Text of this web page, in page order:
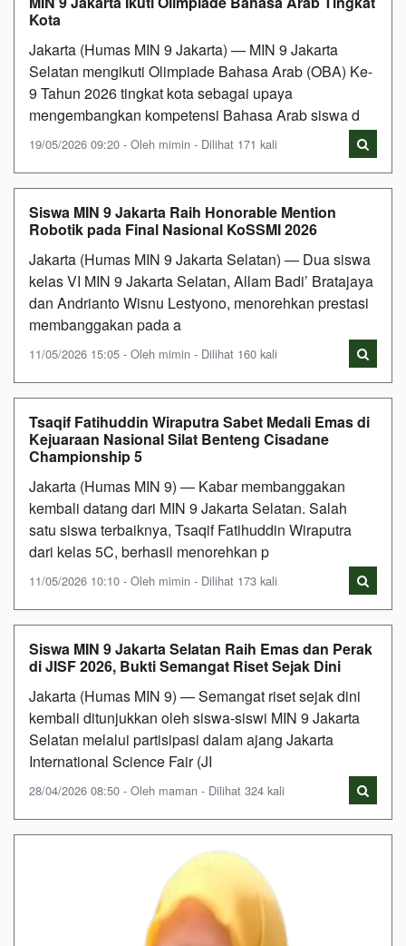
Kota
Jakarta (Humas MIN 9 Jakarta) — MIN 9 Jakarta
Selatan mengikuti Olimpiade Bahasa Arab (OBA) Ke-
9 Tahun 2026 tingkat kota sebagai upaya
mengembangkan kompetensi Bahasa Arab siswa d
19/05/2026 09:20 - Oleh mimin - Dilihat 171 kali
Siswa MIN 9 Jakarta Raih Honorable Mention
Robotik pada Final Nasional KoSSMI 2026
Jakarta (Humas MIN 9 Jakarta Selatan) — Dua siswa
kelas VI MIN 9 Jakarta Selatan, Allam Badi’ Bratajaya
dan Andrianto Wisnu Lestyono, menorehkan prestasi
membanggakan pada a
11/05/2026 15:05 - Oleh mimin - Dilihat 160 kali
Tsaqif Fatihuddin Wiraputra Sabet Medali Emas di
Kejuaraan Nasional Silat Benteng Cisadane
Championship 5
Jakarta (Humas MIN 9) — Kabar membanggakan
kembali datang dari MIN 9 Jakarta Selatan. Salah
satu siswa terbaiknya, Tsaqif Fatihuddin Wiraputra
dari kelas 5C, berhasil menorehkan p
11/05/2026 10:10 - Oleh mimin - Dilihat 173 kali
Siswa MIN 9 Jakarta Selatan Raih Emas dan Perak
di JISF 2026, Bukti Semangat Riset Sejak Dini
Jakarta (Humas MIN 9) — Semangat riset sejak dini
kembali ditunjukkan oleh siswa-siswi MIN 9 Jakarta
Selatan melalui partisipasi dalam ajang Jakarta
International Science Fair (JI
28/04/2026 08:50 - Oleh maman - Dilihat 324 kali